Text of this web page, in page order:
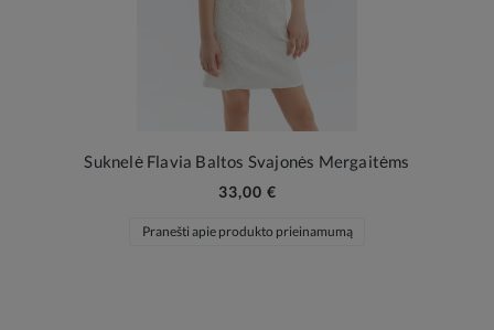
Suknelė Flavia Baltos Svajonės Mergaitėms
33,00 €
Pranešti apie produkto prieinamumą